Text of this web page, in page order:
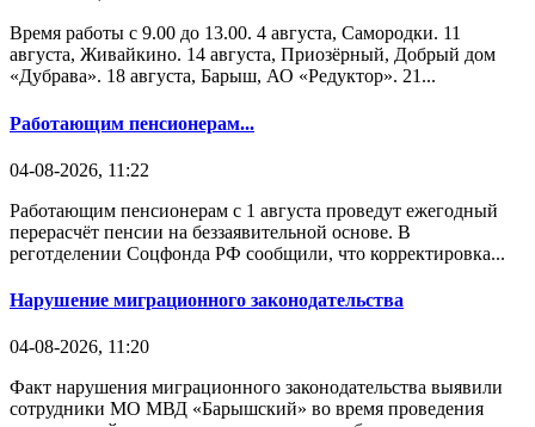
Время работы с 9.00 до 13.00. 4 августа, Самородки. 11
августа, Живайкино. 14 августа, Приозёрный, Добрый дом
«Дубрава». 18 августа, Барыш, АО «Редуктор». 21...
Работающим пенсионерам...
04-08-2026, 11:22
Работающим пенсионерам с 1 августа проведут ежегодный
перерасчёт пенсии на беззаявительной основе. В
реготделении Соцфонда РФ сообщили, что корректировка...
Нарушение миграционного законодательства
04-08-2026, 11:20
Факт нарушения миграционного законодательства выявили
сотрудники МО МВД «Барышский» во время проведения